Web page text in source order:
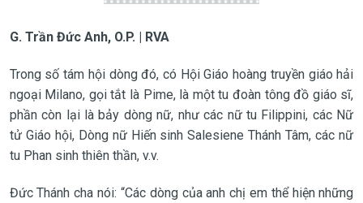
G. Trần Đức Anh, O.P. | RVA
Trong số tám hội dòng đó, có Hội Giáo hoàng truyền giáo hải
ngoại Milano, gọi tắt là Pime, là một tu đoàn tông đồ giáo sĩ,
phần còn lại là bảy dòng nữ, như các nữ tu Filippini, các Nữ
tử Giáo hội, Dòng nữ Hiến sinh Salesiene Thánh Tâm, các nữ
tu Phan sinh thiên thần, v.v.
Đức Thánh cha nói: “Các dòng của anh chị em thể hiện những